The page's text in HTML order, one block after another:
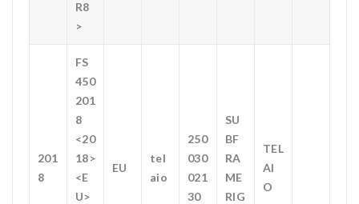
R8
>
201
8
FS
450
201
8
<20
18>
<E
U>
EU
tel
aio
250
030
021
30
SU
BF
RA
ME
RIG
TEL
AI
O